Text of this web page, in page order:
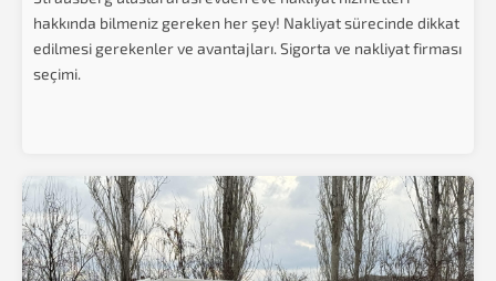
hakkında bilmeniz gereken her şey! Nakliyat sürecinde dikkat
edilmesi gerekenler ve avantajları. Sigorta ve nakliyat firması
seçimi.